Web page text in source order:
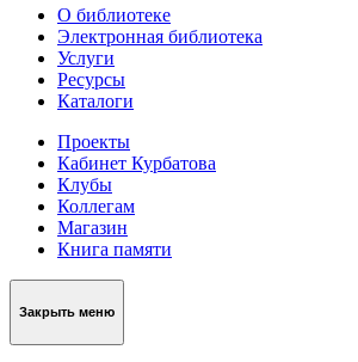
О библиотеке
Электронная библиотека
Услуги
Ресурсы
Каталоги
Проекты
Кабинет Курбатова
Клубы
Коллегам
Магазин
Книга памяти
Закрыть меню